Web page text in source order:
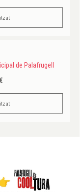
de Palafrugell